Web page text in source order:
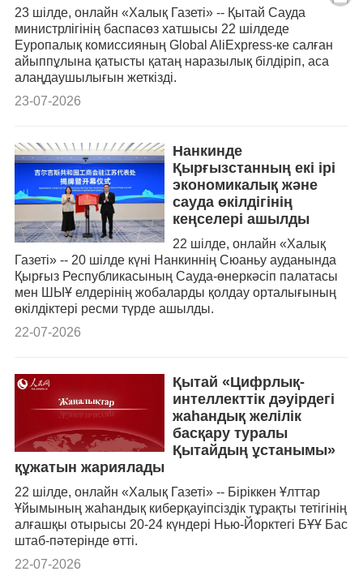
23 шілде, онлайн «Халық Газеті» -- Қытай Сауда
министрлігінің баспасөз хатшысы 22 шілдеде
Еуропалық комиссияның Global AliExpress-ке салған
айыппұлына қатысты қатаң наразылық білдіріп, аса
алаңдаушылығын жеткізді.
23-07-2026
Нанкинде
Қырғызстанның екі ірі
экономикалық және
сауда өкілдігінің
кеңселері ашылды
22 шілде, онлайн «Халық
Газеті» -- 20 шілде күні Нанкиннің Сюаньу ауданында
Қырғыз Республикасының Сауда-өнеркәсіп палатасы
мен ШЫҰ елдерінің жобаларды қолдау орталығының
өкілдіктері ресми түрде ашылды.
22-07-2026
Қытай «Цифрлық-
интеллекттік дәуірдегі
жаһандық желілік
басқару туралы
Қытайдың ұстанымы»
құжатын жариялады
22 шілде, онлайн «Халық Газеті» -- Біріккен Ұлттар
Ұйымының жаһандық киберқауіпсіздік тұрақты тетігінің
алғашқы отырысы 20-24 күндері Нью-Йорктегі БҰҰ Бас
штаб-пәтерінде өтті.
22-07-2026